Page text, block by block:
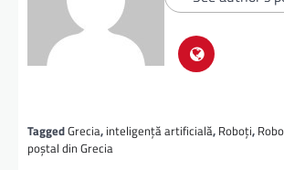
TaggedGrecia, inteligenţă artificială, Roboţi,
poştal din Grecia